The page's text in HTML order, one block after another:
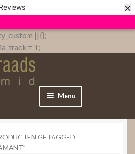
Reviews ×
|| {};
= 1;
Menu
GETAGGED